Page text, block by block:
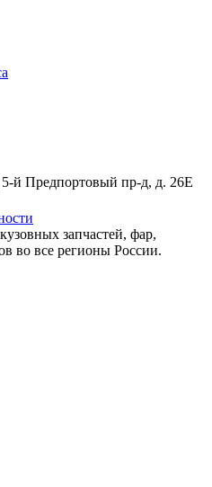
5-й Предпортовый пр-д, д. 26Е
запчастей, фар,
во все регионы России.